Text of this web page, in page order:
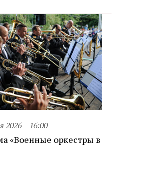
2026 16:00
«Военные оркестры в